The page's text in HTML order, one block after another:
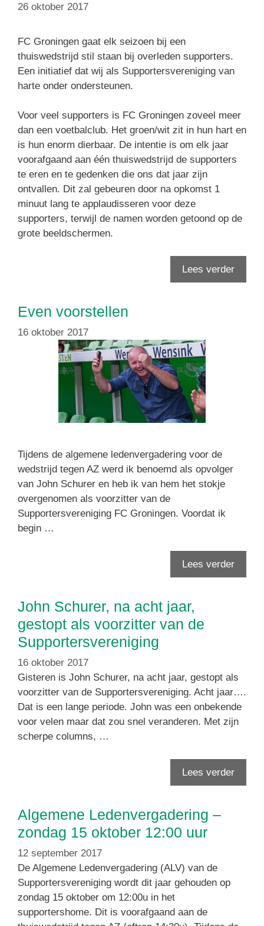
26 oktober 2017
FC Groningen gaat elk seizoen bij een
thuiswedstrijd stil staan bij overleden supporters.
Een initiatief dat wij als Supportersvereniging van
harte onder ondersteunen.
Voor veel supporters is FC Groningen zoveel meer
dan een voetbalclub. Het groen/wit zit in hun hart en
is hun enorm dierbaar. De intentie is om elk jaar
voorafgaand aan één thuiswedstrijd de supporters
te eren en te gedenken die ons dat jaar zijn
ontvallen. Dit zal gebeuren door na opkomst 1
minuut lang te applaudisseren voor deze
supporters, terwijl de namen worden getoond op de
grote beeldschermen.
Lees verder
Even voorstellen
16 oktober 2017
Tijdens de algemene ledenvergadering voor de
wedstrijd tegen AZ werd ik benoemd als opvolger
van John Schurer en heb ik van hem het stokje
overgenomen als voorzitter van de
Supportersvereniging FC Groningen. Voordat ik
begin …
Lees verder
John Schurer, na acht jaar,
gestopt als voorzitter van de
Supportersvereniging
16 oktober 2017
Gisteren is John Schurer, na acht jaar, gestopt als
voorzitter van de Supportersvereniging. Acht jaar….
Dat is een lange periode. John was een onbekende
voor velen maar dat zou snel veranderen. Met zijn
scherpe columns, …
Lees verder
Algemene Ledenvergadering –
zondag 15 oktober 12:00 uur
12 september 2017
De Algemene Ledenvergadering (ALV) van de
Supportersvereniging wordt dit jaar gehouden op
zondag 15 oktober om 12:00u in het
supportershome. Dit is voorafgaand aan de